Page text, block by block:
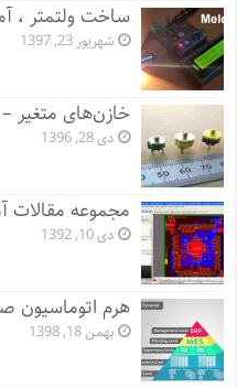
ساخت ولتمتر ،
شهریور 23, 1397
خازن‌های متغیر –
دی 28, 1396
مجموعه مقالات
دی 10, 1392
هرم اتوماسیون
بهمن 18, 1398